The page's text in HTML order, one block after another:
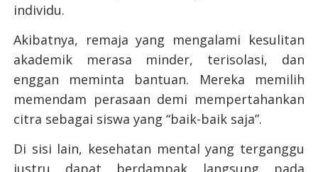
individu.
Akibatnya, remaja yang mengalami kesulitan
akademik merasa minder, terisolasi, dan
enggan meminta bantuan. Mereka memilih
memendam perasaan demi mempertahankan
citra sebagai siswa yang “baik-baik saja”.
Di sisi lain, kesehatan mental yang terganggu